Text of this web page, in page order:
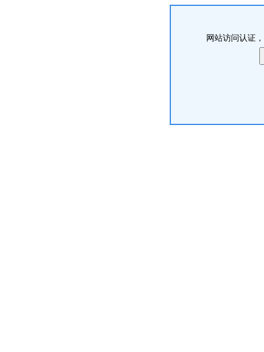
网站访问认证